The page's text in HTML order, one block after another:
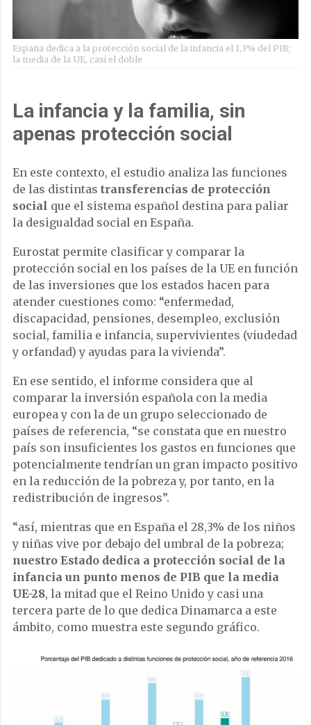
España dedica a la protección social de la infancia el 1,3% del PIB;
la media de la UE, casi el doble
La infancia y la familia, sin
apenas protección social
En este contexto, el estudio analiza las funciones
de las distintas transferencias de protección
social que el sistema español destina para paliar
la desigualdad social en España.
Eurostat permite clasificar y comparar la
protección social en los países de la UE en función
de las inversiones que los estados hacen para
atender cuestiones como: “enfermedad,
discapacidad, pensiones, desempleo, exclusión
social, familia e infancia, supervivientes (viudedad
y orfandad) y ayudas para la vivienda”.
En ese sentido, el informe considera que al
comparar la inversión española con la media
europea y con la de un grupo seleccionado de
países de referencia, “se constata que en nuestro
país son insuficientes los gastos en funciones que
potencialmente tendrían un gran impacto positivo
en la reducción de la pobreza y, por tanto, en la
redistribución de ingresos”.
“así, mientras que en España el 28,3% de los niños
y niñas vive por debajo del umbral de la pobreza;
nuestro Estado dedica a protección social de la
infancia un punto menos de PIB que la media
UE-28, la mitad que el Reino Unido y casi una
tercera parte de lo que dedica Dinamarca a este
ámbito, como muestra este segundo gráfico.